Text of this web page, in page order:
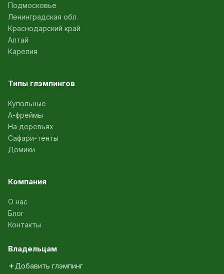
Подмосковье
Ленинградская обл.
Краснодарский край
Алтай
Карелия
Типы глэмпингов
Купольные
А-фреймы
На деревьях
Сафари-тенты
Домики
Компания
О нас
Блог
Контакты
Владельцам
Добавить глэмпинг